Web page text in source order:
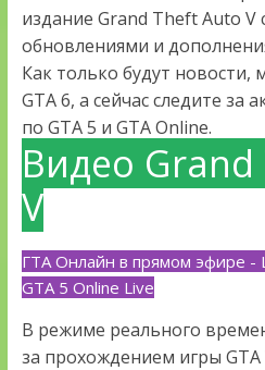
издание Grand Theft Auto V
обновлениями и
Как только будут
GTA 6, а сейчас следите за
по GTA 5 и GTA Online.
Видео
V
ГТА Онлайн в прямом эфире -
GTA 5 Online Live
В режиме реального
за прохождением игры